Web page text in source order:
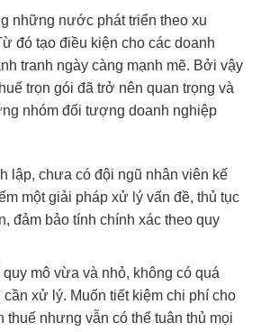
những nước phát triển theo xu
đó tạo điều kiện cho các doanh
tranh ngày càng mạnh mẽ. Bởi vậy
trọn gói đã trở nên quan trọng và
nhóm đối tượng doanh nghiệp
lập, chưa có đội ngũ nhân viên kế
một giải pháp xử lý vấn đề, thủ tục
đảm bảo tính chính xác theo quy
mô vừa và nhỏ, không có quá
xử lý. Muốn tiết kiệm chi phí cho
thuế nhưng vẫn có thể tuân thủ mọi